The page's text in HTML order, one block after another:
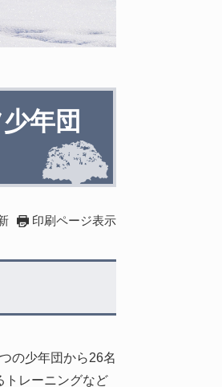
年団
印刷ページ表示
の少年団から26名
トレーニングなど